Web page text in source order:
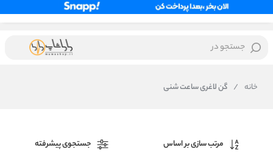
جستجو در
خانه / گن لاغری ساعت شنی
مرتب سازی بر اساس جستجوی پیشرفته